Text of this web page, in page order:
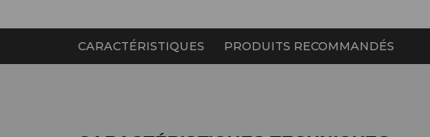
CARACTÉRISTIQUES PRODUITS RECOMMANDÉS